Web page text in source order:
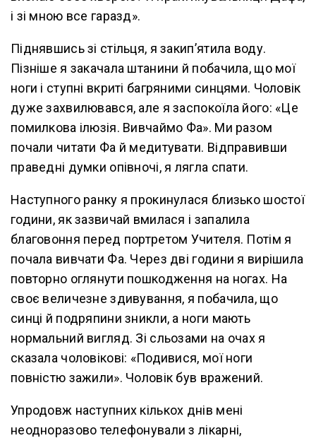
і зі мною все гаразд».
Піднявшись зі стільця, я закип’ятила воду.
Пізніше я закачала штанини й побачила, що мої
ноги і ступні вкриті багряними синцями. Чоловік
дуже захвилювався, але я заспокоїла його: «Це
помилкова ілюзія. Вивчаймо Фа». Ми разом
почали читати Фа й медитувати. Відправивши
праведні думки опівночі, я лягла спати.
Наступного ранку я прокинулася близько шостої
години, як зазвичай вмилася і запалила
благовоння перед портретом Учителя. Потім я
почала вивчати Фа. Через дві години я вирішила
повторно оглянути пошкодження на ногах. На
своє величезне здивування, я побачила, що
синці й подряпини зникли, а ноги мають
нормальний вигляд. Зі сльозами на очах я
сказала чоловікові: «Подивися, мої ноги
повністю зажили». Чоловік був вражений.
Упродовж наступних кількох днів мені
неодноразово телефонували з лікарні,